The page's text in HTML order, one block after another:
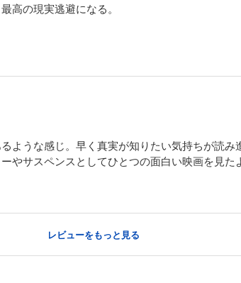
高の現実逃避になる。
ような感じ。早く真実が知りたい気持ちが読
やサスペンスとしてひとつの面白い映画を見た
レビューをもっと見る